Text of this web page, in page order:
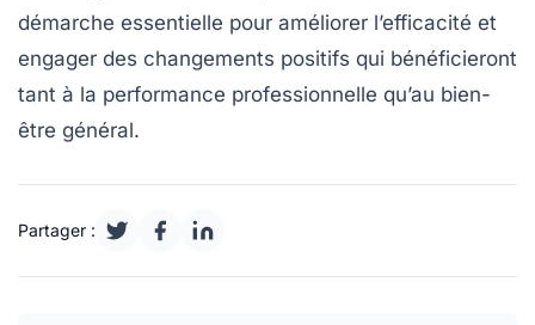
démarche essentielle pour améliorer l’efficacité et
engager des changements positifs qui bénéficieront
tant à la performance professionnelle qu’au bien-
être général.
Partager :